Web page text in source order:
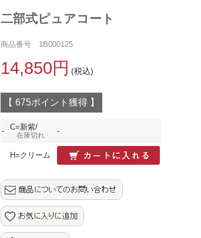
二部式ピュアコート
商品番号 1B000125
14,850円 (税込)
【 675ポイント獲得 】
- C=新紫/
在庫切れ -
H=クリーム